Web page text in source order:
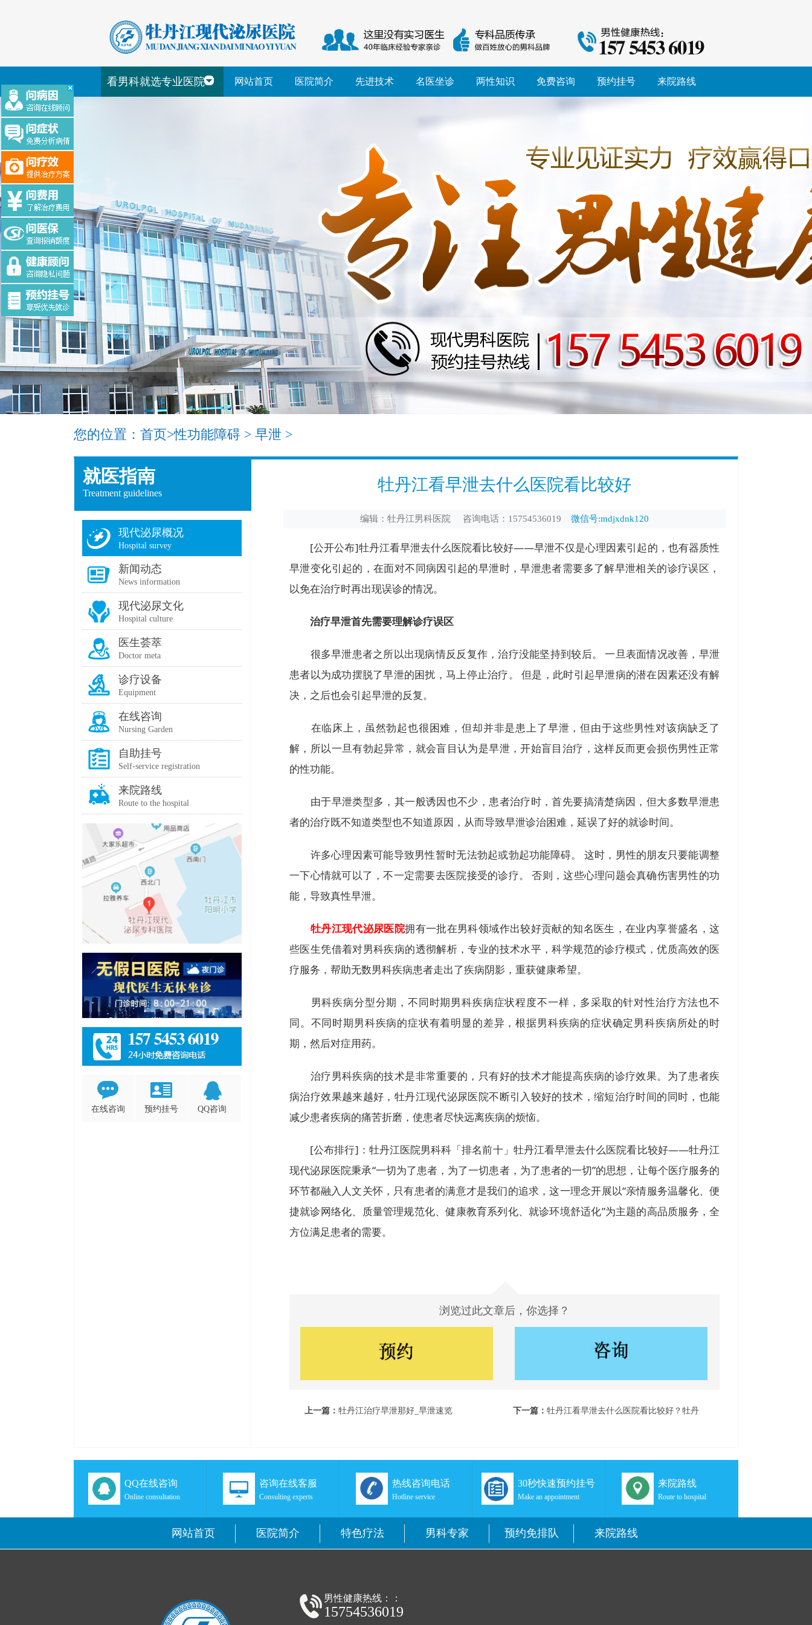
看男科就选专业医院 网站首页 医院简介 先进技术 名医坐诊 两性知识 免费咨询 预约挂号 来院路线
您的位置： 首页>性功能障碍 > 早泄 >
就医指南
Treatment guidelines
现代泌尿概况
Hospital survey
新闻动态
News information
现代泌尿文化
Hospital culture
医生荟萃
Doctor meta
诊疗设备
Equipment
在线咨询
Nursing Garden
自助挂号
Self-service registration
来院路线
Route to the hospital
在线咨询 预约挂号 QQ咨询
牡丹江看早泄去什么医院看比较好
编辑：牡丹江男科医院 咨询电话：15754536019 微信号:mdjxdnk120
[公开公布]牡丹江看早泄去什么医院看比较好——早泄不仅是心理因素引起的，也有器质性
早泄变化引起的，在面对不同病因引起的早泄时，早泄患者需要多了解早泄相关的诊疗误区，
以免在治疗时再出现误诊的情况。
治疗早泄首先需要理解诊疗误区
很多早泄患者之所以出现病情反反复作，治疗没能坚持到较后。 一旦表面情况改善，早泄
患者以为成功摆脱了早泄的困扰，马上停止治疗。 但是，此时引起早泄病的潜在因素还没有解
决，之后也会引起早泄的反复。
在临床上，虽然勃起也很困难，但却并非是患上了早泄，但由于这些男性对该病缺乏了
解，所以一旦有勃起异常，就会盲目认为是早泄，开始盲目治疗，这样反而更会损伤男性正常
的性功能。
由于早泄类型多，其一般诱因也不少，患者治疗时，首先要搞清楚病因，但大多数早泄患
者的治疗既不知道类型也不知道原因，从而导致早泄诊治困难，延误了好的就诊时间。
许多心理因素可能导致男性暂时无法勃起或勃起功能障碍。 这时，男性的朋友只要能调整
一下心情就可以了，不一定需要去医院接受的诊疗。 否则，这些心理问题会真确伤害男性的功
能，导致真性早泄。
牡丹江现代泌尿医院拥有一批在男科领域作出较好贡献的知名医生，在业内享誉盛名，这
些医生凭借着对男科疾病的透彻解析，专业的技术水平，科学规范的诊疗模式，优质高效的医
疗服务，帮助无数男科疾病患者走出了疾病阴影，重获健康希望。
男科疾病分型分期，不同时期男科疾病症状程度不一样，多采取的针对性治疗方法也不
同。不同时期男科疾病的症状有着明显的差异，根据男科疾病的症状确定男科疾病所处的时
期，然后对症用药。
治疗男科疾病的技术是非常重要的，只有好的技术才能提高疾病的诊疗效果。为了患者疾
病治疗效果越来越好，牡丹江现代泌尿医院不断引入较好的技术，缩短治疗时间的同时，也能
减少患者疾病的痛苦折磨，使患者尽快远离疾病的烦恼。
[公布排行]：牡丹江医院男科科「排名前十」牡丹江看早泄去什么医院看比较好——牡丹江
现代泌尿医院秉承“一切为了患者，为了一切患者，为了患者的一切”的思想，让每个医疗服务的
环节都融入人文关怀，只有患者的满意才是我们的追求，这一理念开展以“亲情服务温馨化、便
捷就诊网络化、质量管理规范化、健康教育系列化、就诊环境舒适化”为主题的高品质服务，全
方位满足患者的需要。
浏览过此文章后，你选择？
上一篇： 牡丹江治疗早泄那好_早泄速览 下一篇： 牡丹江看早泄去什么医院看比较好？牡丹
QQ在线咨询
Online consultation
咨询在线客服
Consulting experts
热线咨询电话
Hotline service
30秒快速预约挂号
Make an appointment
来院路线
Route to hospital
网站首页 医院简介 特色疗法 男科专家 预约免排队 来院路线
男性健康热线：：
15754536019